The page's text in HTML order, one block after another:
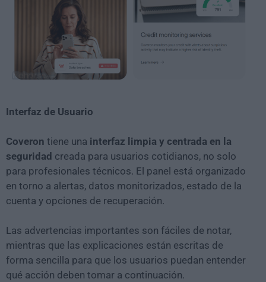
Interfaz de Usuario
Coveron tiene una interfaz limpia y centrada en la
seguridad creada para usuarios cotidianos, no solo
para profesionales técnicos. El panel está organizado
en torno a alertas, datos monitorizados, estado de la
cuenta y opciones de recuperación.
Las advertencias importantes son fáciles de notar,
mientras que las explicaciones están escritas de
forma sencilla para que los usuarios puedan entender
qué acción deben tomar a continuación.